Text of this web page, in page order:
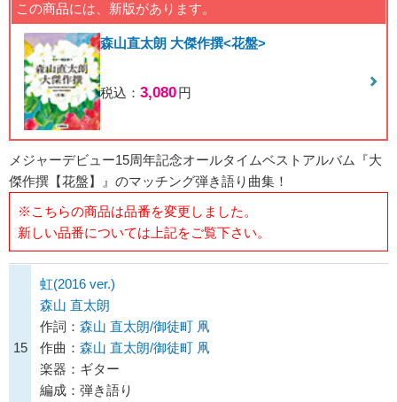
この商品には、新版があります。
森山直太朗 大傑作撰<花盤>
税込： 3,080円
メジャーデビュー15周年記念オールタイムベストアルバム『大
傑作撰【花盤】』のマッチング弾き語り曲集！
※こちらの商品は品番を変更しました。
新しい品番については上記をご覧下さい。
15
虹(2016 ver.)
森山 直太朗
作詞： 森山 直太朗/御徒町 凧
作曲： 森山 直太朗/御徒町 凧
楽器：ギター
編成：弾き語り